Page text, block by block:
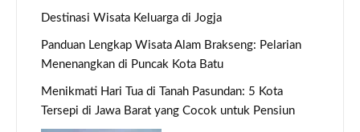
Destinasi Wisata Keluarga di Jogja
Panduan Lengkap Wisata Alam Brakseng: Pelarian
Menenangkan di Puncak Kota Batu
Menikmati Hari Tua di Tanah Pasundan: 5 Kota
Tersepi di Jawa Barat yang Cocok untuk Pensiun